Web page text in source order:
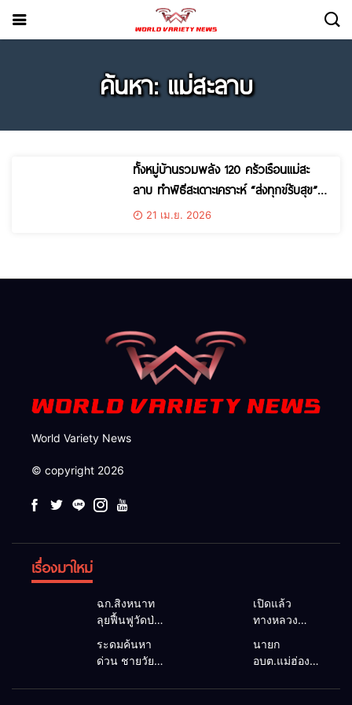
ค้นหา: แม่สะลาบ
ทั้งหมู่บ้านรวมพลัง 120 ครัวเรือนแม่สะ
ลาบ ทำพิธีสะเดาะเคราะห์ “ส่งทุกข์รับสุข”
รับปีใหม่เมือง
21 เม.ย. 2026
World Variety News
© copyright 2026
เรื่องมาใหม่
ฉก.สิงหนาท
ลุยฟื้นฟูวัดป่า
ถ้ำวัว ระดม
กำลังเคลียร์
ใต้สะพาน
ซ่อมคอ
เปิดแล้ว
ทางหลวง
ตามปกติ หลัง
คอสะพานแม่
สุยะขาดจาก
ระดมค้นหา
ด่วน ชายวัย
ปริศนาริมลำ
นายก
อบต.แม่ฮ่องสอน
แก้วิกฤตแม่น้ำ